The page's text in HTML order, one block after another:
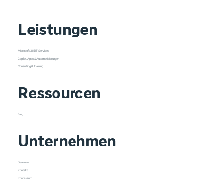
Leistungen
Microsoft 365 IT-Services
Copilot, Apps & Automatisierungen
Consulting & Training
Unternehmen
Über uns
Kontakt
Impressum
Ressourcen
Blog